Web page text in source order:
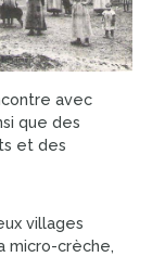
avec
que des
et des
villages
micro-crèche,